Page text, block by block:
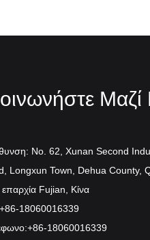
Dehua λόγω της λεπτής
υφής, του κρυστάλλου σαν
που ενυδατώνει σαν λίπος,
"λευκό λαρδί", "λευκό χήνας" και
No. 62, Xunan Second
Longxun Town, Dehua County,
Fujian, Κίνα
+86-18060016339
+86-18060016339